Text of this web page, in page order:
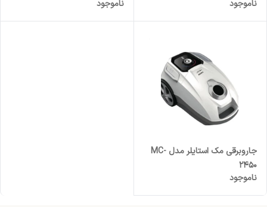
ناموجود
ناموجود
جاروبرقی مک استایلر مدل MC-
2450
ناموجود